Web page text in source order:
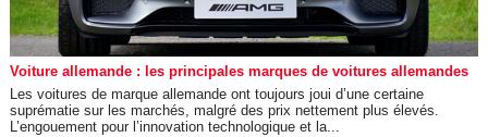
Voiture allemande : les principales marques de voitures allemandes
Les voitures de marque allemande ont toujours joui d’une certaine
suprématie sur les marchés, malgré des prix nettement plus élevés.
L’engouement pour l’innovation technologique et la...